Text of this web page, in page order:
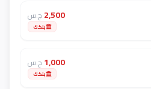
2,500 ج.س
بنكك
1,000 ج.س
بنكك